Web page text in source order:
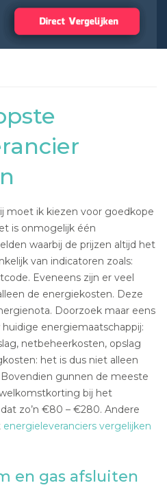
moet ik kiezen voor goedkope
is onmogelijk één
waarbij de prijzen altijd het
van indicatoren zoals:
Eveneens zijn er veel
de energiekosten. Deze
Doorzoek maar eens
energiemaatschappij:
netbeheerkosten, opslag
het is dus niet alleen
gunnen de meeste
bij het
zo’n €80 – €280. Andere
energieleveranciers vergelijken
en gas afsluiten